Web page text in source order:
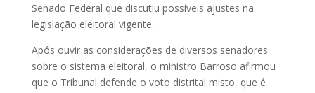
Senado Federal que discutiu possíveis ajustes na
legislação eleitoral vigente.
Após ouvir as considerações de diversos senadores
sobre o sistema eleitoral, o ministro Barroso afirmou
que o Tribunal defende o voto distrital misto, que é